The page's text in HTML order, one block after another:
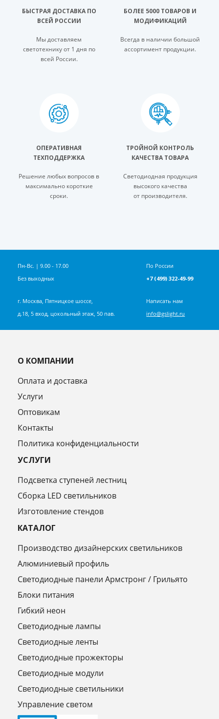
БЫСТРАЯ ДОСТАВКА ПО
ВСЕЙ РОССИИ
Мы доставляем
светотехнику от 1 дня по
всей России.
БОЛЕЕ 5000 ТОВАРОВ И
МОДИФИКАЦИЙ
Всегда в наличии большой
ассортимент продукции.
ОПЕРАТИВНАЯ
ТЕХПОДДЕРЖКА
Решение любых вопросов в
максимально короткие
сроки.
ТРОЙНОЙ КОНТРОЛЬ
КАЧЕСТВА ТОВАРА
Светодиодная продукция
высокого качества
от производителя.
По России
+7 (499) 322-49-99
Пн-Вс. | 9.00 - 17.00
Без выходных
Написать нам
info@gslight.ru
г. Москва, Пятницкое шоссе,
д.18, 5 вход, цокольный этаж, 50 пав.
О КОМПАНИИ
Оплата и доставка
Услуги
Оптовикам
Контакты
Политика конфиденциальности
УСЛУГИ
Подсветка ступеней лестниц
Сборка LED светильников
Изготовление стендов
КАТАЛОГ
Производство дизайнерских светильников
Алюминиевый профиль
Светодиодные панели Армстронг / Грильято
Блоки питания
Гибкий неон
Светодиодные лампы
Светодиодные ленты
Светодиодные прожекторы
Светодиодные модули
Светодиодные светильники
Управление светом